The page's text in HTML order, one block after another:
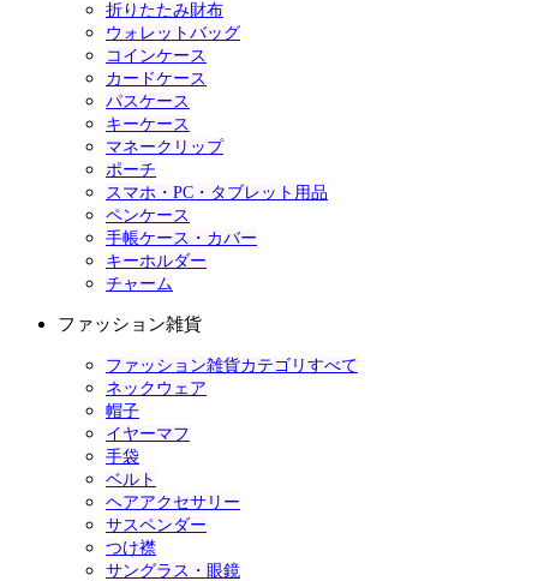
折りたたみ財布
ウォレットバッグ
コインケース
カードケース
パスケース
キーケース
マネークリップ
ポーチ
スマホ・PC・タブレット用品
ペンケース
手帳ケース・カバー
キーホルダー
チャーム
ファッション雑貨
ファッション雑貨カテゴリすべて
ネックウェア
帽子
イヤーマフ
手袋
ベルト
ヘアアクセサリー
サスペンダー
つけ襟
サングラス・眼鏡